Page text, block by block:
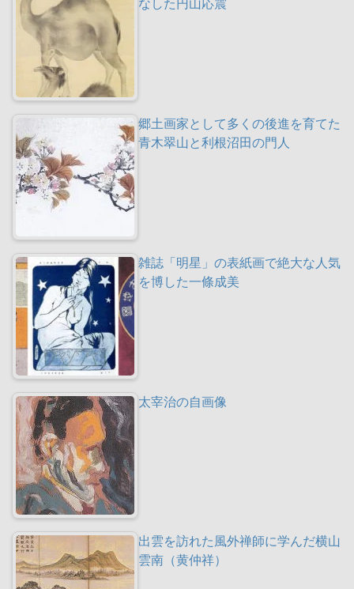
なした円山応震
郷土画家として多くの後進を育てた
青木翠山と利根沼田の門人
雑誌「明星」の表紙画で絶大な人気
を博した一條成美
太宰治の自画像
出雲を訪れた風外禅師に学んだ横山
雲南（黄仲祥）